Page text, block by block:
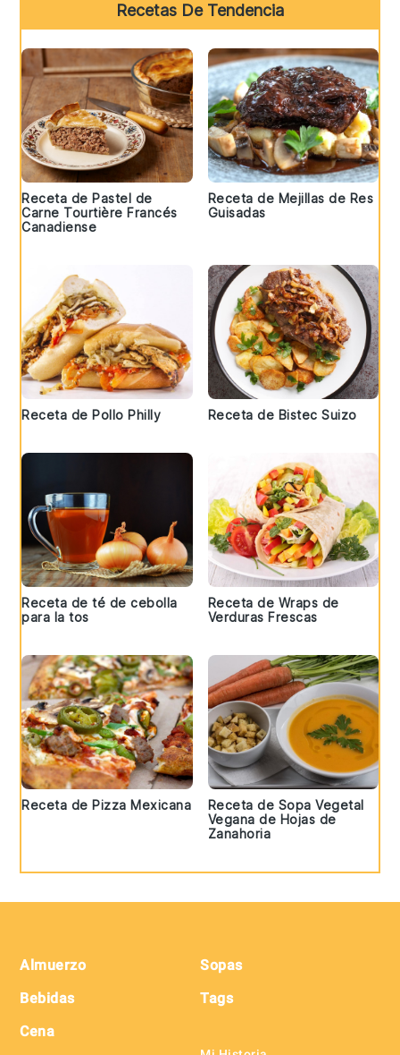
Recetas De Tendencia
Receta de Pastel de
Carne Tourtière Francés
Canadiense
Receta de Mejillas de Res
Guisadas
Receta de Pollo Philly Receta de Bistec Suizo
Receta de té de cebolla
para la tos
Receta de Wraps de
Verduras Frescas
Receta de Pizza Mexicana
Receta de Sopa Vegetal
Vegana de Hojas de
Zanahoria
Almuerzo
Bebidas
Cena
Sopas
Tags